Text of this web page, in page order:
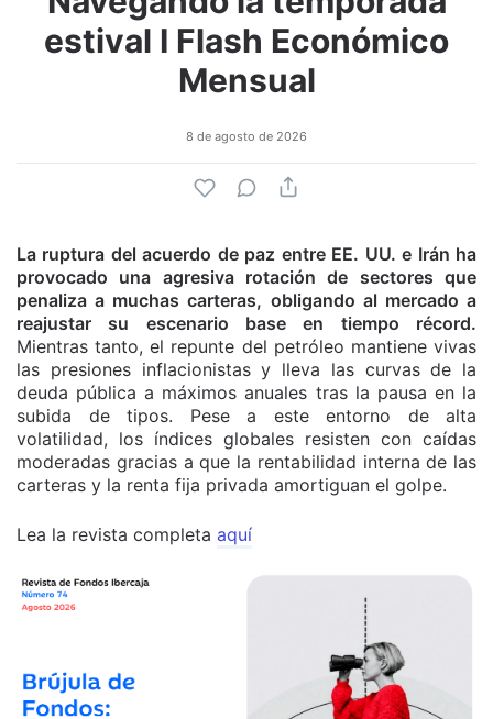
estival I Flash Económico
Mensual
8 de agosto de 2026
La ruptura del acuerdo de paz entre EE. UU. e Irán ha
provocado una agresiva rotación de sectores que
penaliza a muchas carteras, obligando al mercado a
reajustar su escenario base en tiempo récord.
Mientras tanto, el repunte del petróleo mantiene vivas
las presiones inflacionistas y lleva las curvas de la
deuda pública a máximos anuales tras la pausa en la
subida de tipos. Pese a este entorno de alta
volatilidad, los índices globales resisten con caídas
moderadas gracias a que la rentabilidad interna de las
carteras y la renta fija privada amortiguan el golpe.
Lea la revista completa aquí